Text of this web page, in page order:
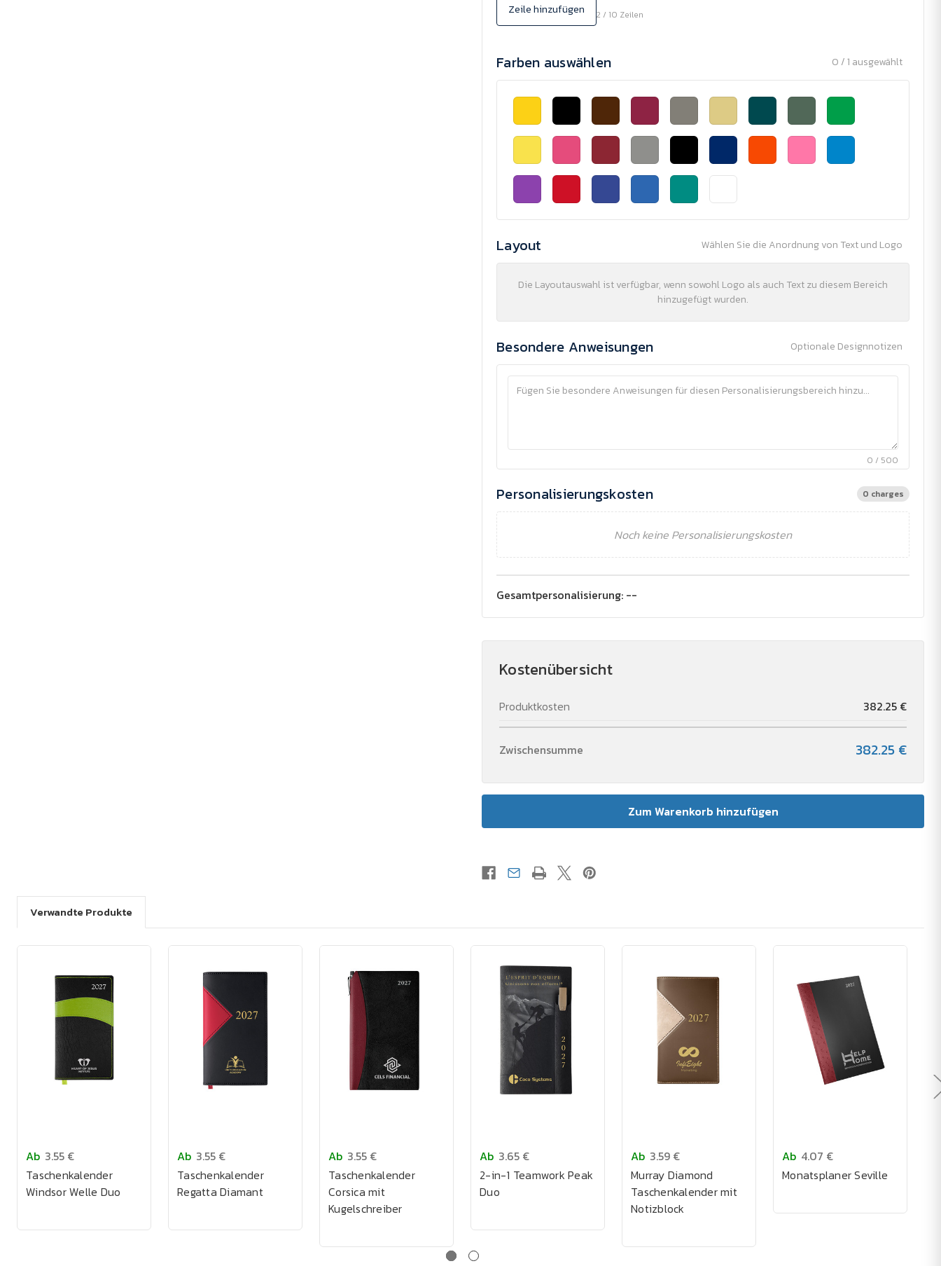
Zeile hinzufügen 2 / 10 Zeilen
Farben auswählen 0 / 1 ausgewählt
Layout Wählen Sie die Anordnung von Text und Logo
Die Layoutauswahl ist verfügbar, wenn sowohl Logo als auch Text zu diesem Bereich
hinzugefügt wurden.
Besondere Anweisungen Optionale Designnotizen
0 / 500
Personalisierungskosten 0 charges
Noch keine Personalisierungskosten
Gesamtpersonalisierung: --
Kostenübersicht
Produktkosten 382.25 €
Zwischensumme 382.25 €
Verwandte Produkte
Ab 3.55 €
Taschenkalender
Windsor Welle Duo
Ab 3.55 €
Taschenkalender
Regatta Diamant
Ab 3.55 €
Taschenkalender
Corsica mit
Kugelschreiber
Ab 3.65 €
2-in-1 Teamwork Peak
Duo
Ab 3.59 €
Murray Diamond
Taschenkalender mit
Notizblock
Ab 4.07 €
Monatsplaner Seville